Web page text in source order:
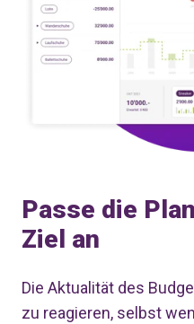
Passe die
Ziel an
Die Aktualität des
zu reagieren, selbst